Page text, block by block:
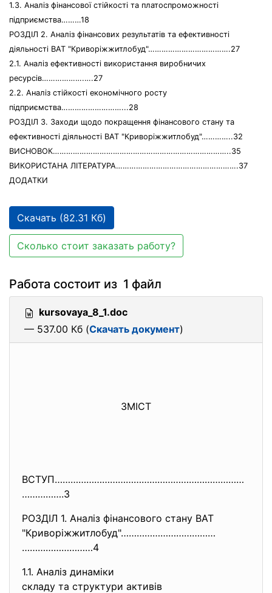
1.3. Аналіз фінансової стійкості та платоспроможності
підприємства………18
РОЗДІЛ 2. Аналіз фінансових результатів та ефективності
діяльності ВАТ "Криворiжжитлобуд"……………………………….27
2.1. Аналіз ефективності використання виробничих
ресурсів……………….….27
2.2. Аналіз стійкості економічного росту
підприємства………………………...28
РОЗДІЛ 3. Заходи щодо покращення фінансового стану та
ефективності діяльності ВАТ "Криворiжжитлобуд"…………..32
ВИСНОВОК……………………………………………………………………..35
ВИКОРИСТАНА ЛІТЕРАТУРА……………………………………………….37
ДОДАТКИ
Скачать (82.31 Кб)
Сколько стоит заказать работу?
Работа состоит из 1 файл
kursovaya_8_1.doc
— 537.00 Кб (Скачать документ)
ЗМІСТ
ВСТУП………………………………………………………………
…………….3
РОЗДІЛ 1. Аналіз фінансового стану ВАТ
"Криворiжжитлобуд"………………………………
………………………4
1.1. Аналіз динаміки
складу та структури активів